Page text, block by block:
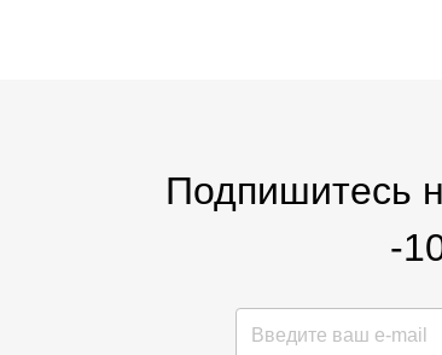
Подпишитесь
-